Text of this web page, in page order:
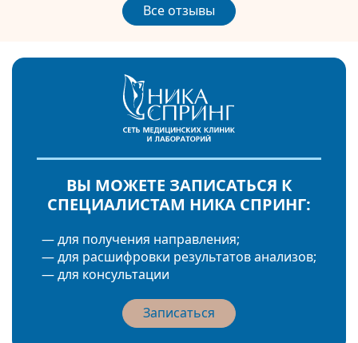
Все отзывы
ВЫ МОЖЕТЕ ЗАПИСАТЬСЯ К
СПЕЦИАЛИСТАМ НИКА СПРИНГ:
— для получения направления;
— для расшифровки результатов анализов;
— для консультации
Записаться